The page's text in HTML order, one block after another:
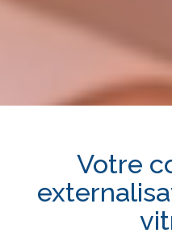
Votre